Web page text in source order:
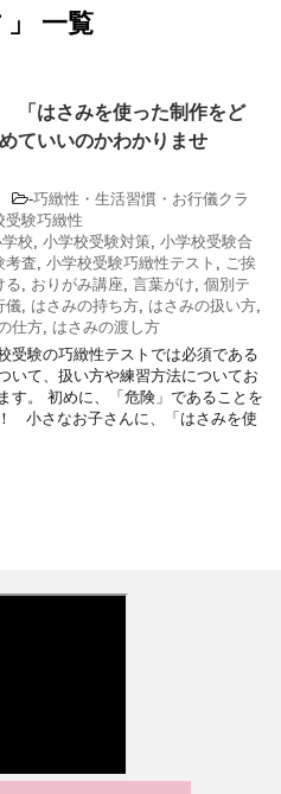
」 一覧
「はさみを使った制作をど
ていいのかわかりませ
-巧緻性・生活習慣・お行儀クラ
受験巧緻性
校 小学校受験対策 小学校受験合
考査 小学校受験巧緻性テスト
ご挨
る おりがみ講座 言葉がけ 個別テ
儀 はさみの持ち方 はさみの扱い方
仕方 はさみの渡し方
受験の巧緻性テストでは必須である
いて、扱い方や練習方法についてお
す。 初めに、「危険」であることを
小さなお子さんに、「はさみを使